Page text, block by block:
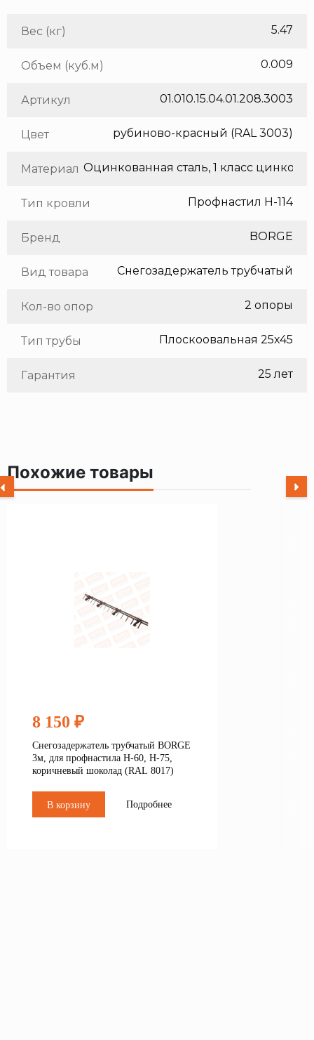
Вес (кг) 5.47
Объем (куб.м) 0.009
Артикул 01.010.15.04.01.208.3003
Цвет рубиново-красный (RAL 3003)
Материал
Тип кровли Профнастил Н-114
Бренд BORGE
Вид товара Снегозадержатель трубчатый
Кол-во опор 2 опоры
Тип трубы Плоскоовальная 25х45
Гарантия 25 лет
Похожие товары
8 150 ₽
Снегозадержатель трубчатый BORGE
3м, для профнастила Н-60, Н-75,
коричневый шоколад (RAL 8017)
В корзину Подробнее